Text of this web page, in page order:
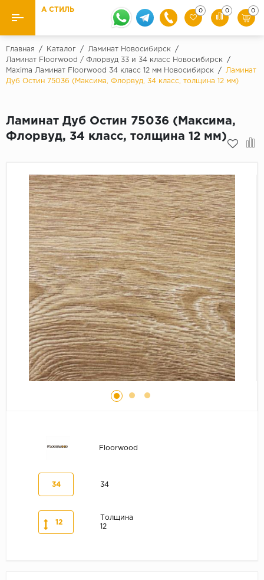
Назад
Ламинат Бренды
Quick Step
31 класс
32 класс
33 класс
Палитра
Серый
Бежевый
Дуб светлый
Коричневый
Страна
Австрия
Ковролин и ковровая плитка
Линолеум
Плинтус
Кварцевый ламинат SPC
Подложка под паркет и ламинат
А СТИЛЬ 0 0 0
Главная / Каталог / Ламинат Новосибирск
/
Ламинат Floorwood / Флорвуд 33 и 34 класс Новосибирск
/
Maxima Ламинат Floorwood 34 класс 12 мм Новосибирск
/
Ламинат
Дуб Остин 75036 (Максима, Флорвуд, 34 класс, толщина 12 мм)
Ламинат Дуб Остин 75036 (Максима,
Флорвуд, 34 класс, толщина 12 мм)
Floorwood
34 34
12
Толщина
12